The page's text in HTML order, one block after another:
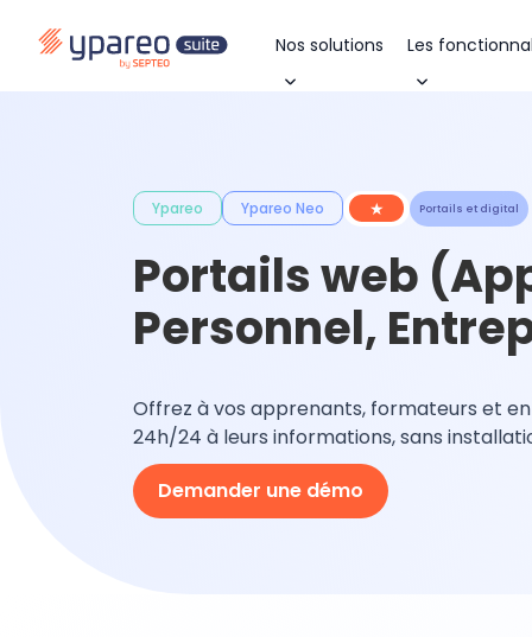
Nos solutions Les
Ypareo Ypareo Neo ★ Portails et digital
Portails web
Personnel,
Offrez à vos apprenants, formateurs et
24h/24 à leurs informations, sans
Demander une démo